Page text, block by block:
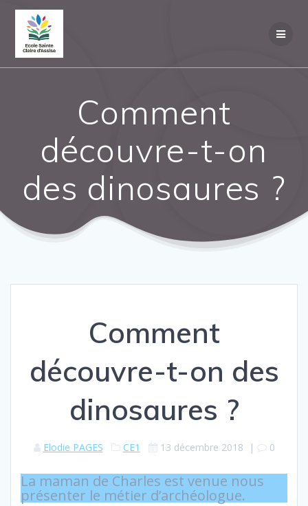
Comment
découvre-t-on
des dinosaures ?
Comment
découvre-t-on des
dinosaures ?
Elodie PAGES CE1 13 décembre 2018 | 0
La maman de Charles est venue nous
présenter le métier d’archéologue.